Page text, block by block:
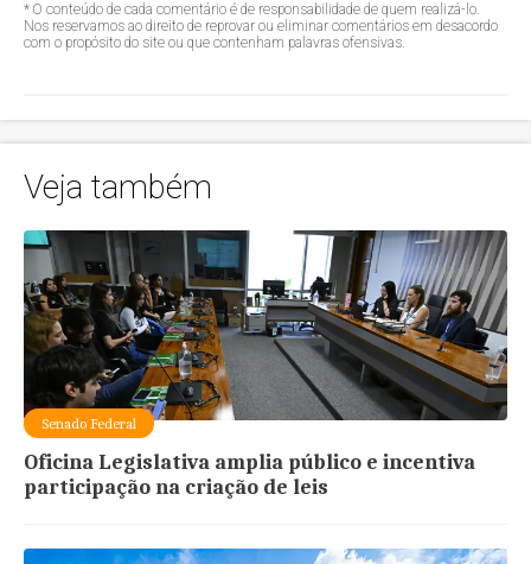
* O conteúdo de cada comentário é de responsabilidade de quem realizá-lo.
Nos reservamos ao direito de reprovar ou eliminar comentários em desacordo
com o propósito do site ou que contenham palavras ofensivas.
Veja também
Senado Federal
Oficina Legislativa amplia público e incentiva
participação na criação de leis